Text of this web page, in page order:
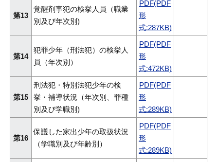
第13
覚醒剤事犯の検挙人員（職業
別及び年次別)
PDF(PDF
形
式:287KB)
第14
犯罪少年（刑法犯）の検挙人
員（年次別）
PDF(PDF
形
式:472KB)
第15
刑法犯・特別法犯少年の検
挙・補導状況（年次別、罪種
別及び学職別)
PDF(PDF
形
式:289KB)
第16
保護した家出少年の取扱状況
（学職別及び年齢別）
PDF(PDF
形
式:289KB)